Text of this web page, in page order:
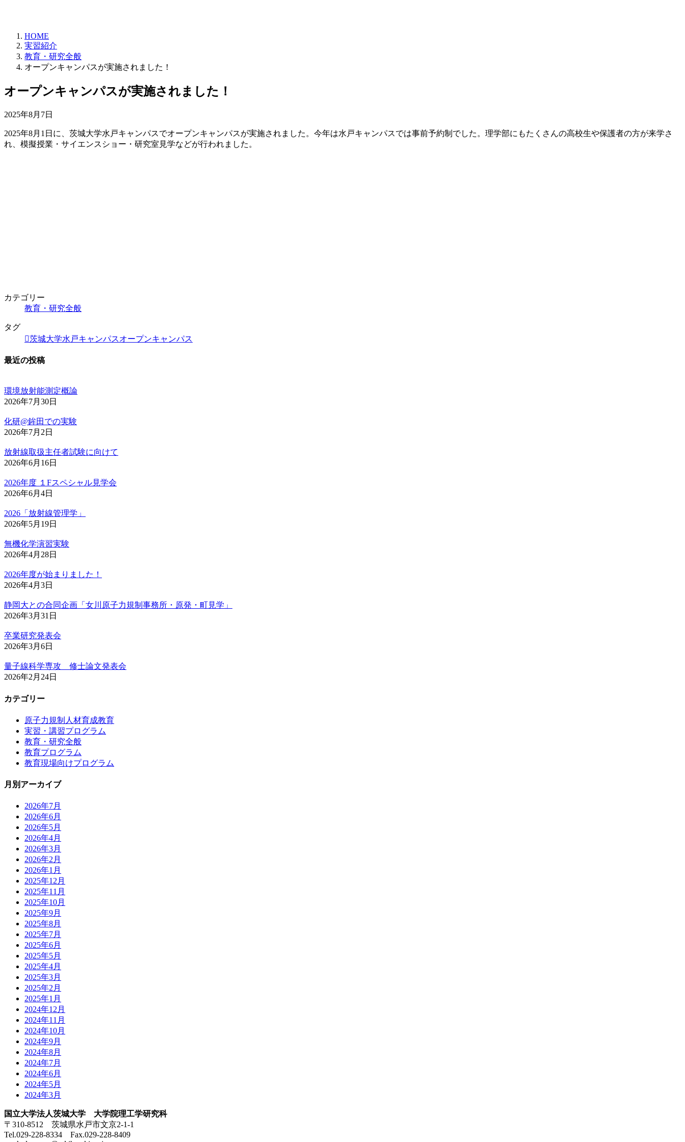
HOME
実習紹介
教育・研究全般
オープンキャンパスが実施されました！
オープンキャンパスが実施されました！
2025年8月7日
2025年8月1日に、茨城大学水戸キャンパスでオープンキャンパスが実施されました。今年は水戸キャンパスでは事前予約制でした。理学部にもたくさんの高校生や保護者の方が来学さ
れ、模擬授業・サイエンスショー・研究室見学などが行われました。
カテゴリー
教育・研究全般
タグ
茨城大学水戸キャンパスオープンキャンパス
最近の投稿
環境放射能測定概論
2026年7月30日
化研@鉾田での実験
2026年7月2日
放射線取扱主任者試験に向けて
2026年6月16日
2026年度 １Fスペシャル見学会
2026年6月4日
2026「放射線管理学」
2026年5月19日
無機化学演習実験
2026年4月28日
2026年度が始まりました！
2026年4月3日
静岡大との合同企画「女川原子力規制事務所・原発・町見学」
2026年3月31日
卒業研究発表会
2026年3月6日
量子線科学専攻 修士論文発表会
2026年2月24日
カテゴリー
原子力規制人材育成教育
実習・講習プログラム
教育・研究全般
教育プログラム
教育現場向けプログラム
月別アーカイブ
2026年7月
2026年6月
2026年5月
2026年4月
2026年3月
2026年2月
2026年1月
2025年12月
2025年11月
2025年10月
2025年9月
2025年8月
2025年7月
2025年6月
2025年5月
2025年4月
2025年3月
2025年2月
2025年1月
2024年12月
2024年11月
2024年10月
2024年9月
2024年8月
2024年7月
2024年6月
2024年5月
2024年3月
国立大学法人茨城大学 大学院理工学研究科
〒310-8512 茨城県水戸市文京2-1-1
Tel.029-228-8334 Fax.029-228-8409